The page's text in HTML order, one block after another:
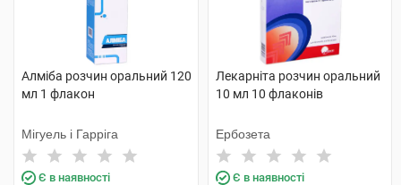
Алміба розчин оральний 120
мл 1 флакон
Мігуель і Гарріга
Є в наявності
Лекарніта розчин оральний
10 мл 10 флаконів
Ербозета
Є в наявності